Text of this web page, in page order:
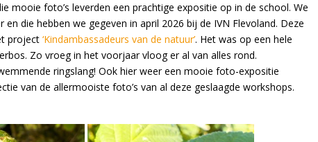
mooie foto’s leverden een prachtige expositie op in de school. We
die hebben we gegeven in april 2026 bij de IVN Flevoland. Deze
project ‘Kindambassadeurs van de natuur’. Het was op een hele
Zo vroeg in het voorjaar vloog er al van alles rond.
ringslang! Ook hier weer een mooie foto-expositie
van de allermooiste foto’s van al deze geslaagde workshops.